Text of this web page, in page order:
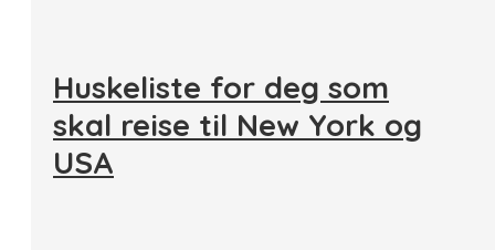
Huskeliste for deg som
skal reise til New York og
USA